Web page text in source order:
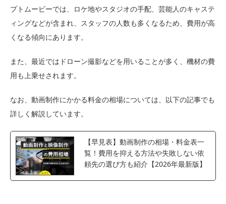
プトムービーでは、ロケ地やスタジオの手配、芸能人のキャステ
ィングなどが含まれ、スタッフの人数も多くなるため、費用が高
くなる傾向にあります。
また、最近ではドローン撮影などを用いることが多く、機材の費
用も上乗せされます。
なお、動画制作にかかる料金の相場については、以下の記事でも
詳しく解説しています。
【早見表】動画制作の相場・料金表一
覧！費用を抑える方法や失敗しない依
頼先の選び方も紹介【2026年最新版】